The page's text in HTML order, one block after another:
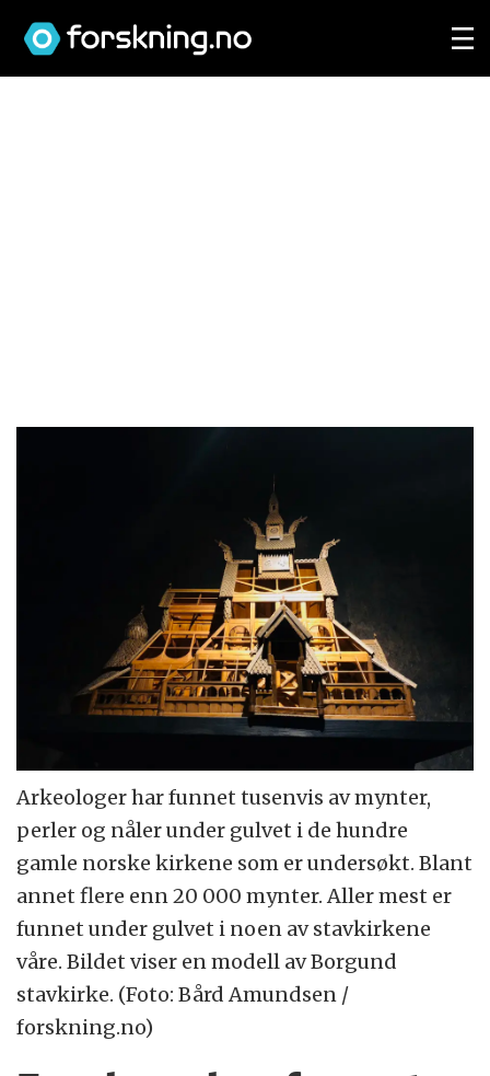
Arkeologer har funnet tusenvis av mynter,
perler og nåler under gulvet i de hundre
gamle norske kirkene som er undersøkt. Blant
annet flere enn 20 000 mynter. Aller mest er
funnet under gulvet i noen av stavkirkene
våre. Bildet viser en modell av Borgund
stavkirke. (Foto: Bård Amundsen /
forskning.no)